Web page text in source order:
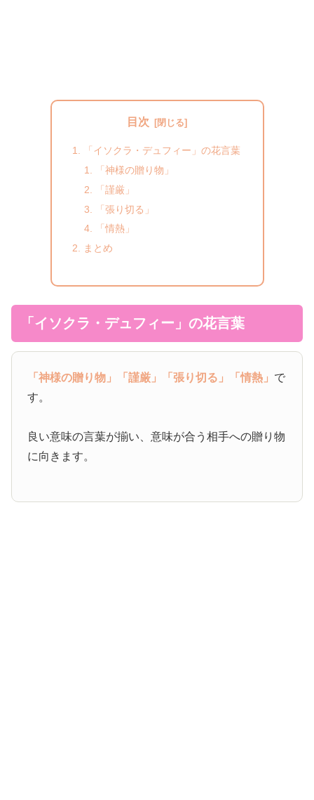
目次
「イソクラ・デュフィー」の花言葉
「神様の贈り物」
「謹厳」
「張り切る」
「情熱」
まとめ
「イソクラ・デュフィー」の花言葉
「神様の贈り物」 「謹厳」 「張り切る」 「情熱」 で
す。
良い意味の言葉が揃い、意味が合う相手への贈り物
に向きます。